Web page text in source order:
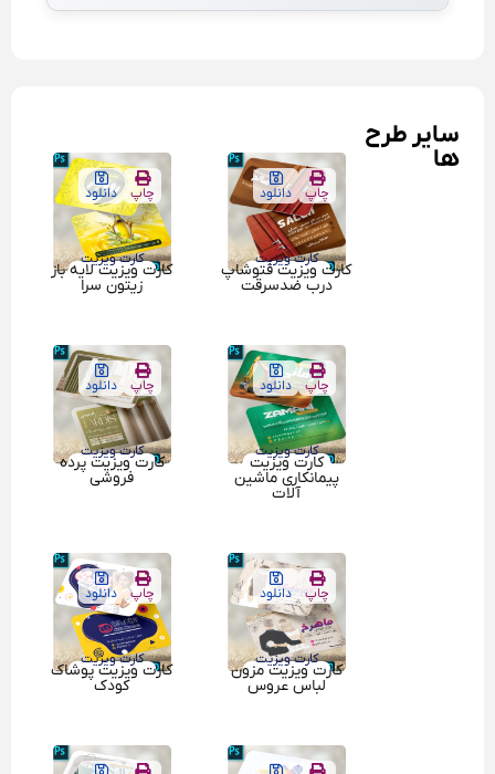
سایر طرح
ها
چاپ دانلود
کارت ویزیت
کارت ویزیت فتوشاپ
درب ضدسرقت
چاپ دانلود
کارت ویزیت
کارت ویزیت لایه باز
زیتون سرا
چاپ دانلود
کارت ویزیت
کارت ویزیت
پیمانکاری ماشین
آلات
چاپ دانلود
کارت ویزیت
کارت ویزیت پرده
فروشی
چاپ دانلود
کارت ویزیت
کارت ویزیت مزون
لباس عروس
چاپ دانلود
کارت ویزیت
کارت ویزیت پوشاک
کودک